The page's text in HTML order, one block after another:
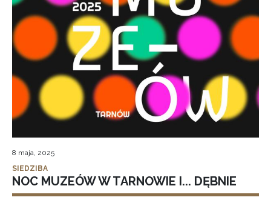
8 maja, 2025
SIEDZIBA
NOC MUZEÓW W TARNOWIE I... DĘBNIE